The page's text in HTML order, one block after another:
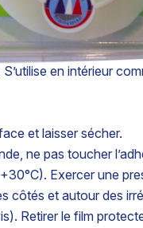
et aux rayons
comprises entre -
(37,5N / 25 mm).
en intérieur
et laisser sécher.
ne pas toucher
Exercer une
côtés et autour des
Retirer le film